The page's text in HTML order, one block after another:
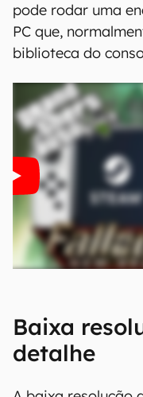
pode rodar uma
PC que,
biblioteca do
Baixa
detalhe